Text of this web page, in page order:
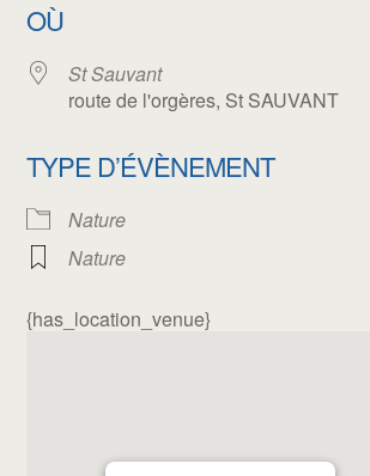
OÙ
St Sauvant
route de l'orgères, St SAUVANT
TYPE D’ÉVÈNEMENT
Nature
Nature
{has_location_venue}